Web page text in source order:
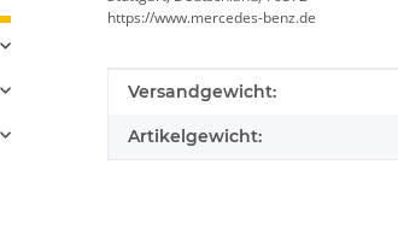
https://www.mercedes-benz.de
Produkteigenschaft
Wert
Versandgewicht:
Artikelgewicht: